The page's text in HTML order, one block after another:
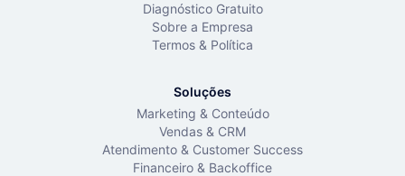
Diagnóstico Gratuito
Sobre a Empresa
Termos & Política
Soluções
Marketing & Conteúdo
Vendas & CRM
Atendimento & Customer Success
Financeiro & Backoffice